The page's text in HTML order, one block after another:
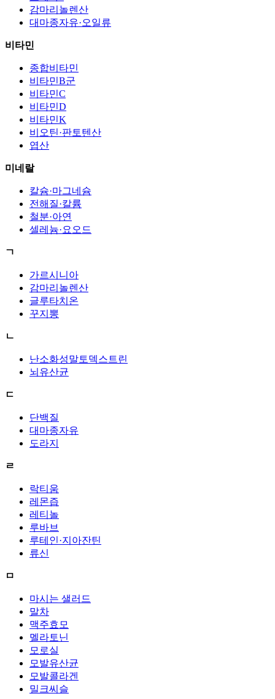
감마리놀렌산
대마종자유·오일류
비타민
종합비타민
비타민B군
비타민C
비타민D
비타민K
비오틴·판토텐산
엽산
미네랄
칼슘·마그네슘
전해질·칼륨
철분·아연
셀레늄·요오드
ㄱ
가르시니아
감마리놀렌산
글루타치온
꾸지뽕
ㄴ
난소화성말토덱스트린
뇌유산균
ㄷ
단백질
대마종자유
도라지
ㄹ
락티움
레몬즙
레티놀
루바브
루테인·지아잔틴
류신
ㅁ
마시는 샐러드
말차
맥주효모
멜라토닌
모로실
모발유산균
모발콜라겐
밀크씨슬